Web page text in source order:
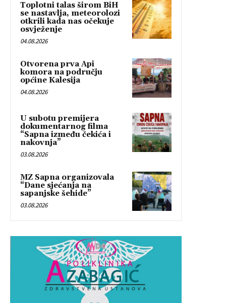
Toplotni talas širom BiH
se nastavlja, meteorolozi
otkrili kada nas očekuje
osvježenje
04.08.2026
Otvorena prva Api
komora na području
općine Kalesija
04.08.2026
U subotu premijera
dokumentarnog filma
“Sapna između čekića i
nakovnja”
03.08.2026
MZ Sapna organizovala
“Dane sjećanja na
sapanjske šehide”
03.08.2026